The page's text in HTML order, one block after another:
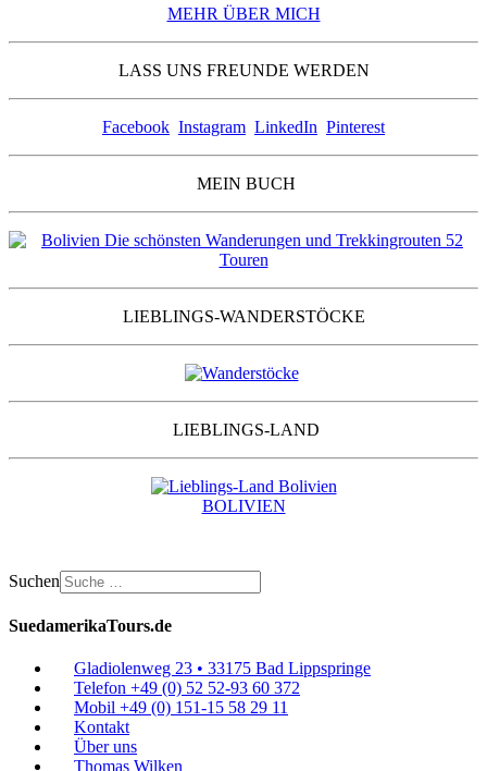
MEHR ÜBER MICH
LASS UNS FREUNDE WERDEN
Facebook Instagram LinkedIn Pinterest
MEIN BUCH
LIEBLINGS-WANDERSTÖCKE
LIEBLINGS-LAND
BOLIVIEN
Suchen
SuedamerikaTours.de
Gladiolenweg 23 • 33175 Bad Lippspringe
Telefon +49 (0) 52 52-93 60 372
Mobil +49 (0) 151-15 58 29 11
Kontakt
Über uns
Thomas Wilken